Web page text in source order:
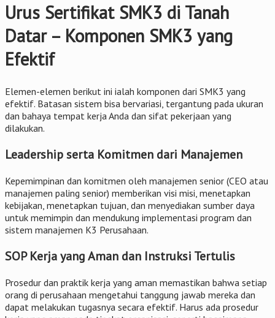
Urus Sertifikat SMK3 di Tanah
Datar – Komponen SMK3 yang
Efektif
Elemen-elemen berikut ini ialah komponen dari SMK3 yang
efektif. Batasan sistem bisa bervariasi, tergantung pada ukuran
dan bahaya tempat kerja Anda dan sifat pekerjaan yang
dilakukan.
Leadership serta Komitmen dari Manajemen
Kepemimpinan dan komitmen oleh manajemen senior (CEO atau
manajemen paling senior) memberikan visi misi, menetapkan
kebijakan, menetapkan tujuan, dan menyediakan sumber daya
untuk memimpin dan mendukung implementasi program dan
sistem manajemen K3 Perusahaan.
SOP Kerja yang Aman dan Instruksi Tertulis
Prosedur dan praktik kerja yang aman memastikan bahwa setiap
orang di perusahaan mengetahui tanggung jawab mereka dan
dapat melakukan tugasnya secara efektif. Harus ada prosedur